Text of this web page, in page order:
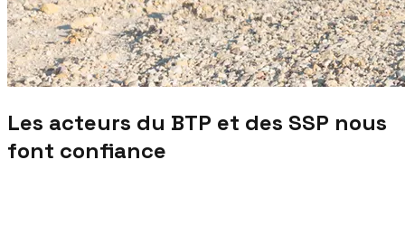
Les acteurs du BTP et des SSP nous
font confiance